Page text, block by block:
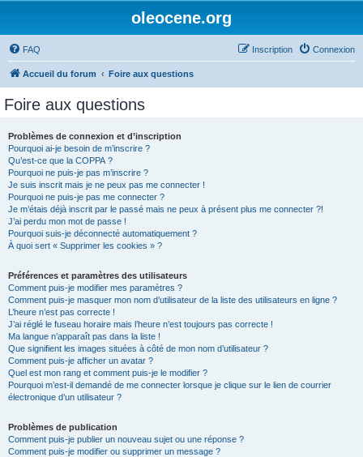
oleocene.org
FAQ Connexion
Inscription
Accueil du forum Foire aux questions
Foire aux questions
Problèmes de connexion et d’inscription
Pourquoi ai-je besoin de m’inscrire ?
Qu’est-ce que la COPPA ?
Pourquoi ne puis-je pas m’inscrire ?
Je suis inscrit mais je ne peux pas me connecter !
Pourquoi ne puis-je pas me connecter ?
Je m’étais déjà inscrit par le passé mais ne peux à présent plus me connecter ?!
J’ai perdu mon mot de passe !
Pourquoi suis-je déconnecté automatiquement ?
À quoi sert « Supprimer les cookies » ?
Préférences et paramètres des utilisateurs
Comment puis-je modifier mes paramètres ?
Comment puis-je masquer mon nom d’utilisateur de la liste des utilisateurs en ligne ?
L’heure n’est pas correcte !
J’ai réglé le fuseau horaire mais l’heure n’est toujours pas correcte !
Ma langue n’apparaît pas dans la liste !
Que signifient les images situées à côté de mon nom d’utilisateur ?
Comment puis-je afficher un avatar ?
Quel est mon rang et comment puis-je le modifier ?
Pourquoi m’est-il demandé de me connecter lorsque je clique sur le lien de courrier
électronique d’un utilisateur ?
Problèmes de publication
Comment puis-je publier un nouveau sujet ou une réponse ?
Comment puis-je modifier ou supprimer un message ?